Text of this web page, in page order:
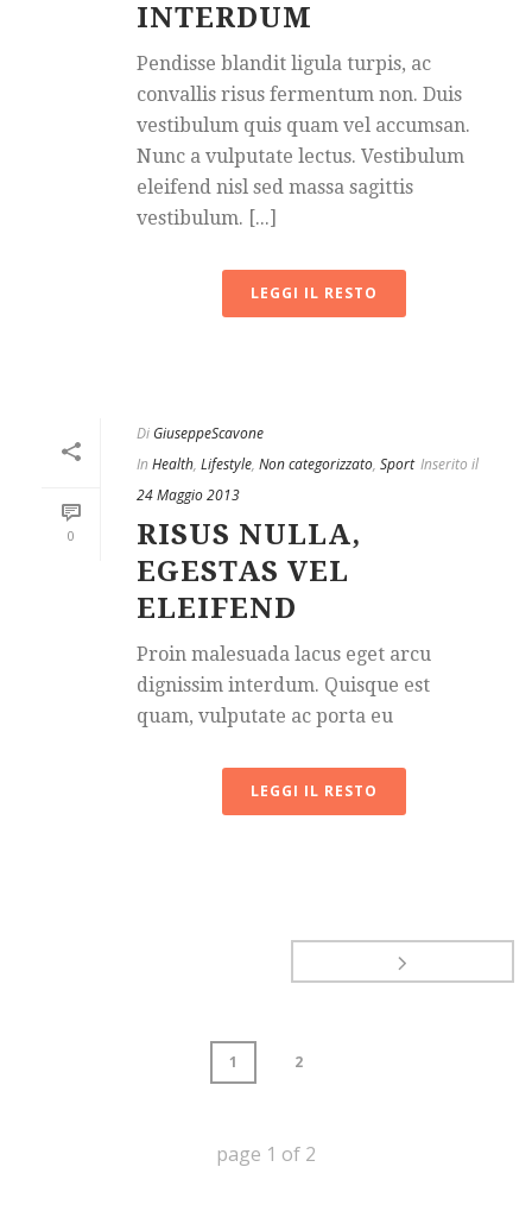
INTERDUM
Pendisse blandit ligula turpis, ac
convallis risus fermentum non. Duis
vestibulum quis quam vel accumsan.
Nunc a vulputate lectus. Vestibulum
eleifend nisl sed massa sagittis
vestibulum. [...]
LEGGI IL RESTO
0
Di GiuseppeScavone
In Health, Lifestyle, Non categorizzato, Sport Inserito il
24 Maggio 2013
RISUS NULLA,
EGESTAS VEL
ELEIFEND
Proin malesuada lacus eget arcu
dignissim interdum. Quisque est
quam, vulputate ac porta eu
LEGGI IL RESTO
1 2
page 1 of 2